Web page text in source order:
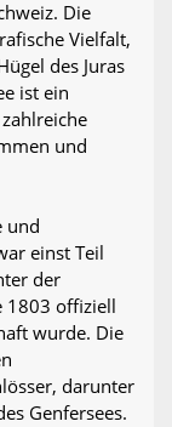
Die
Vielfalt,
des Juras
ist ein
und
und
einst Teil
der
1803 offiziell
wurde. Die
darunter
Genfersees.